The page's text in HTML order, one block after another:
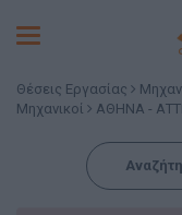
Toggle
Θέσεις Εργασίας
Μηχανικοί
ΑΘΗΝΑ -